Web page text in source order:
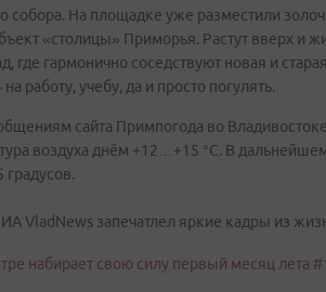
собора. На площадке уже разместили
«столицы» Приморья. Растут вверх и
где гармонично соседствуют новая и
работу, учебу, да и просто погулять.
сайта Примпогода во
воздуха днём +12…+15 °C. В
VladNews запечатлел яркие кадры из